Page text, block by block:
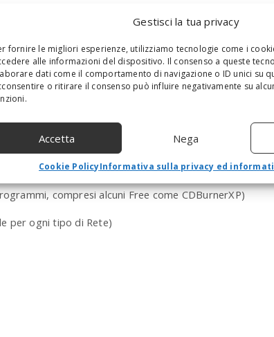
Gestisci la tua privacy
fornire le migliori esperienze, utilizziamo tecnologie come i
alle informazioni del dispositivo. Il consenso a queste
dati come il comportamento di navigazione o ID unici su
o ritirare il consenso può influire negativamente su
Accetta Nega
Cookie PolicyInformativa sulla privacy ed
DVD Maker, Media player, Media Center)
avere i gadget, ovviamente)
funzioni:
nei servizi, qui viene proprio rimosso e non è
compresi alcuni Free come CDBurnerXP)
per ogni tipo di Rete)